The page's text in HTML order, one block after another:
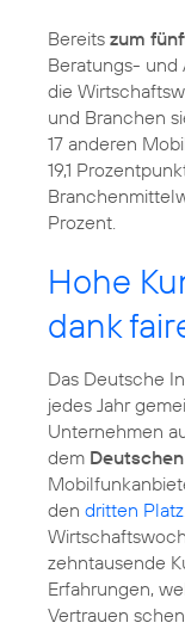
Bereits zum
Beratungs- und
die
und Branchen
17 anderen
19,1
Prozent.
Hohe
dank
Das Deutsche
jedes Jahr
Unternehmen
dem
den dritten Platz
zehntausende
Erfahrungen,
Vertrauen